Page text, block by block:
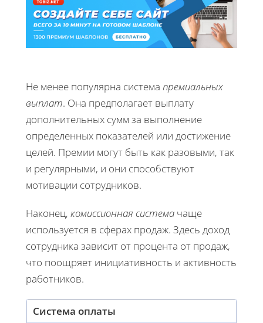
Не менее популярна система премиальных
выплат. Она предполагает выплату
дополнительных сумм за выполнение
определенных показателей или достижение
целей. Премии могут быть как разовыми, так
и регулярными, и они способствуют
мотивации сотрудников.
Наконец, комиссионная система чаще
используется в сферах продаж. Здесь доход
сотрудника зависит от процента от продаж,
что поощряет инициативность и активность
работников.
Система оплаты